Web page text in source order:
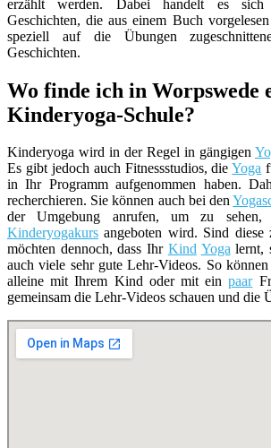
erzählt werden. Dabei handelt es
Geschichten, die aus einem Buch
speziell auf die Übungen
Geschichten.
Wo finde ich in Worpswede
Kinderyoga-Schule?
Kinderyoga wird in der Regel in gängigen
Es gibt jedoch auch Fitnessstudios, dieYoga
in Ihr Programm aufgenommen haben.
recherchieren. Sie können auch bei den
der Umgebung anrufen, um zu
Kinderyogakurs angeboten wird. Sind
möchten dennoch, dass Ihr Kind Yogalernt,
auch viele sehr gute Lehr-Videos. So
alleine mit Ihrem Kind oder mit einpaar
gemeinsam die Lehr-Videos schauen und die